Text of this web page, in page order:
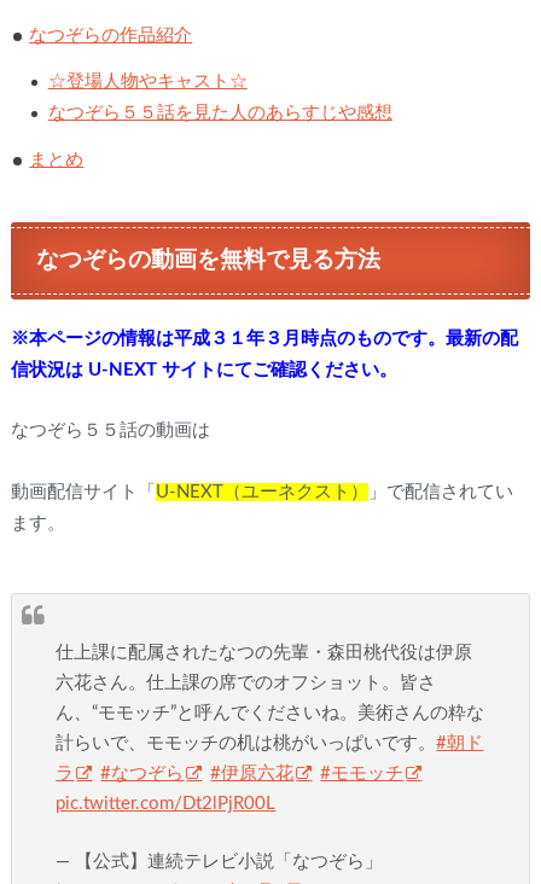
なつぞらの作品紹介
☆登場人物やキャスト☆
なつぞら５５話を見た人のあらすじや感想
まとめ
なつぞらの動画を無料で見る方法
※本ページの情報は平成３１年３月時点のものです。最新の配
信状況は U-NEXT サイトにてご確認ください。
なつぞら５５話の動画は
動画配信サイト「 U-NEXT（ユーネクスト）
」で配信されてい
ます。
仕上課に配属されたなつの先輩・森田桃代役は伊原
六花さん。仕上課の席でのオフショット。皆さ
ん、“モモッチ”と呼んでくださいね。美術さんの粋な
計らいで、モモッチの机は桃がいっぱいです。#朝ド
ラ
#なつぞら #伊原六花
#モモッチ
pic.twitter.com/Dt2lPjR00L
— 【公式】連続テレビ小説「なつぞら」